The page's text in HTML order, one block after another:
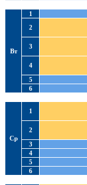
Вт
1
2
3
4
5
6
Ср
1
2
3
4
5
6